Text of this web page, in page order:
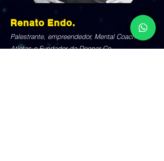
Renato Endo.
Palestrante, empreendedor, Mental Coach de
Atletas e Fundador da Deeper Co.